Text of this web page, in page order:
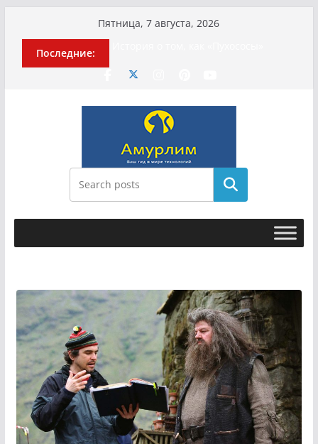
содержимому
Пятница, 7 августа, 2026
Последние:
Эхо турецкой трагедии: почему
МотоТани?
Гусейна Гасанова заочно
приговорили к четырём годам
Илью Ремесло задержали по делу о
фейках о российской армии
Новые криминальные хроники
связали Диану Шурыгину и Настю
Холод
Поиск